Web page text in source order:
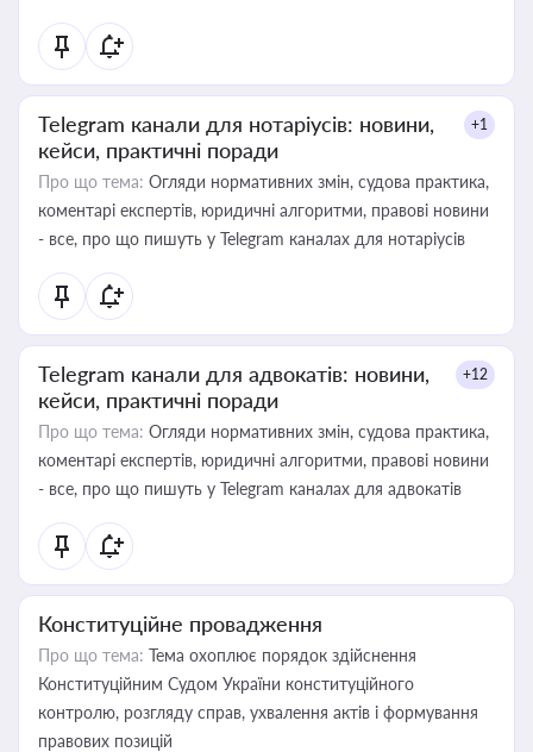
Telegram канали для нотаріусів: новини,
кейси, практичні поради
+1
Про що тема: Огляди нормативних змін, судова практика,
коментарі експертів, юридичні алгоритми, правові новини
- все, про що пишуть у Telegram каналах для нотаріусів
Telegram канали для адвокатів: новини,
кейси, практичні поради
+12
Про що тема: Огляди нормативних змін, судова практика,
коментарі експертів, юридичні алгоритми, правові новини
- все, про що пишуть у Telegram каналах для адвокатів
Конституційне провадження
Про що тема: Тема охоплює порядок здійснення
Конституційним Судом України конституційного
контролю, розгляду справ, ухвалення актів і формування
правових позицій